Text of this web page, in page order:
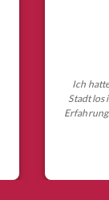
Ich
Stadt los